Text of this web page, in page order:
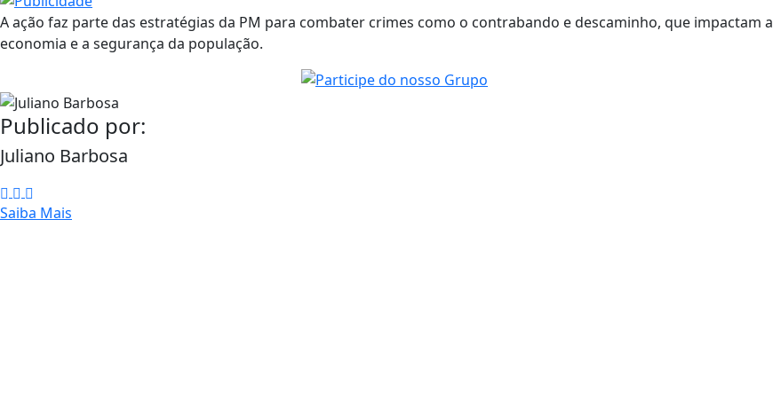
A ação faz parte das estratégias da PM para combater crimes como o contrabando e descaminho, que impactam a
economia e a segurança da população.
Publicado por:
Juliano Barbosa
Saiba Mais